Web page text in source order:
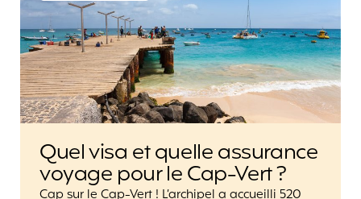
Quel visa et quelle assurance
voyage pour le Cap-Vert ?